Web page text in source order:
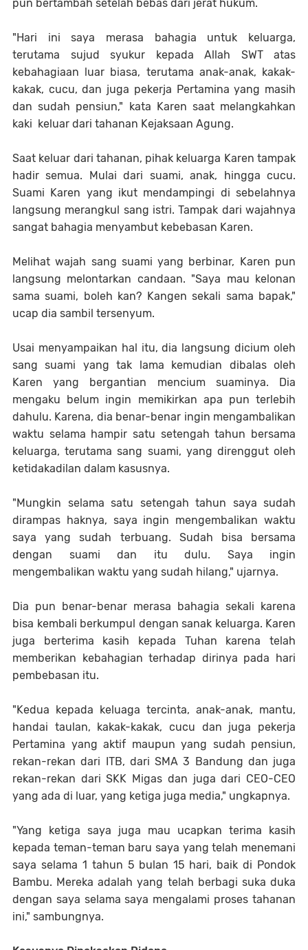
pun bertambah setelah bebas dari jerat hukum.
"Hari ini saya merasa bahagia untuk keluarga,
terutama sujud syukur kepada Allah SWT atas
kebahagiaan luar biasa, terutama anak-anak, kakak-
kakak, cucu, dan juga pekerja Pertamina yang masih
dan sudah pensiun," kata Karen saat melangkahkan
kaki keluar dari tahanan Kejaksaan Agung.
Saat keluar dari tahanan, pihak keluarga Karen tampak
hadir semua. Mulai dari suami, anak, hingga cucu.
Suami Karen yang ikut mendampingi di sebelahnya
langsung merangkul sang istri. Tampak dari wajahnya
sangat bahagia menyambut kebebasan Karen.
Melihat wajah sang suami yang berbinar, Karen pun
langsung melontarkan candaan. "Saya mau kelonan
sama suami, boleh kan? Kangen sekali sama bapak,"
ucap dia sambil tersenyum.
Usai menyampaikan hal itu, dia langsung dicium oleh
sang suami yang tak lama kemudian dibalas oleh
Karen yang bergantian mencium suaminya. Dia
mengaku belum ingin memikirkan apa pun terlebih
dahulu. Karena, dia benar-benar ingin mengambalikan
waktu selama hampir satu setengah tahun bersama
keluarga, terutama sang suami, yang direnggut oleh
ketidakadilan dalam kasusnya.
"Mungkin selama satu setengah tahun saya sudah
dirampas haknya, saya ingin mengembalikan waktu
saya yang sudah terbuang. Sudah bisa bersama
dengan suami dan itu dulu. Saya ingin
mengembalikan waktu yang sudah hilang," ujarnya.
Dia pun benar-benar merasa bahagia sekali karena
bisa kembali berkumpul dengan sanak keluarga. Karen
juga berterima kasih kepada Tuhan karena telah
memberikan kebahagian terhadap dirinya pada hari
pembebasan itu.
"Kedua kepada keluaga tercinta, anak-anak, mantu,
handai taulan, kakak-kakak, cucu dan juga pekerja
Pertamina yang aktif maupun yang sudah pensiun,
rekan-rekan dari ITB, dari SMA 3 Bandung dan juga
rekan-rekan dari SKK Migas dan juga dari CEO-CEO
yang ada di luar, yang ketiga juga media," ungkapnya.
"Yang ketiga saya juga mau ucapkan terima kasih
kepada teman-teman baru saya yang telah menemani
saya selama 1 tahun 5 bulan 15 hari, baik di Pondok
Bambu. Mereka adalah yang telah berbagi suka duka
dengan saya selama saya mengalami proses tahanan
ini," sambungnya.